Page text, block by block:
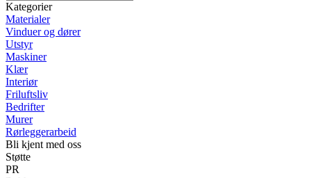
Kategorier
Materialer
Vinduer og dører
Utstyr
Maskiner
Klær
Interiør
Friluftsliv
Bedrifter
Murer
Rørleggerarbeid
Bli kjent med oss
Støtte
PR